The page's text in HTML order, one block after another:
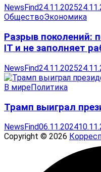
NewsFind24.11.2025
ОбществоЭкономика
Разрыв поколений:
IT и не заполняет
NewsFind24.11.2025
В миреПолитика
Трамп выиграл
NewsFind06.11.2024
Copyright © 2026